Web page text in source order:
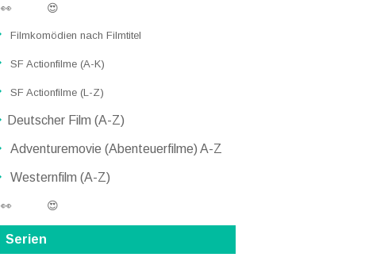
👀 😍
Filmkomödien nach Filmtitel
SF Actionfilme (A-K)
SF Actionfilme (L-Z)
Deutscher Film (A-Z)
Adventuremovie (Abenteuerfilme) A-Z
Westernfilm (A-Z)
👀 😍
Serien